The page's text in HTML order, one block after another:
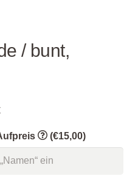
/ bunt,
(€15,00)